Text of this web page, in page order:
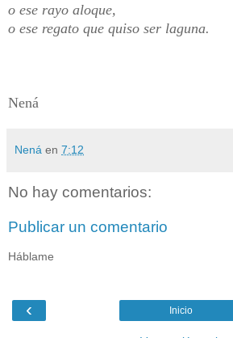
o ese rayo aloque,
o ese regato que quiso ser laguna.
Nená
Nená en 7:12
No hay comentarios:
Publicar un comentario
Háblame
‹ Inicio